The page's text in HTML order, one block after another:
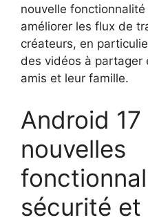
nouvelle
améliorer les flux de
créateurs, en
des vidéos à partager
amis et leur famille.
Android
nouvelles
sécurité